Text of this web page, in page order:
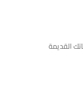
القديمة